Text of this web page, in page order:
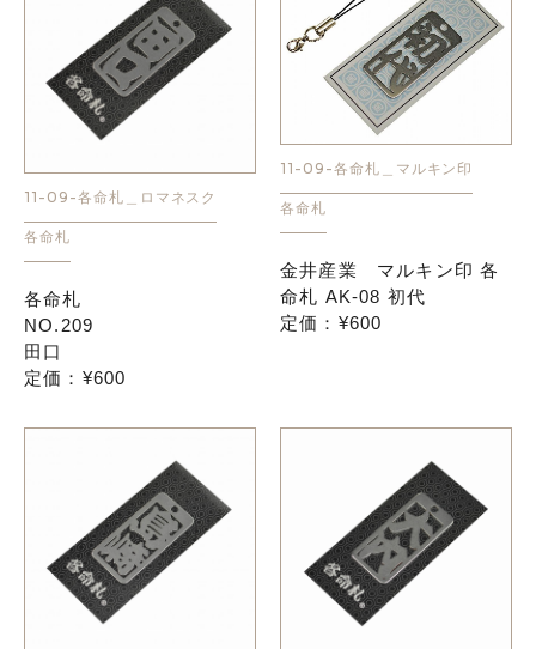
11-09-各命札＿ロマネスク
各命札
各命札
NO.209
田口
定価：¥600
11-09-各命札＿マルキン印
各命札
金井産業 マルキン印 各
命札 AK-08 初代
定価：¥600